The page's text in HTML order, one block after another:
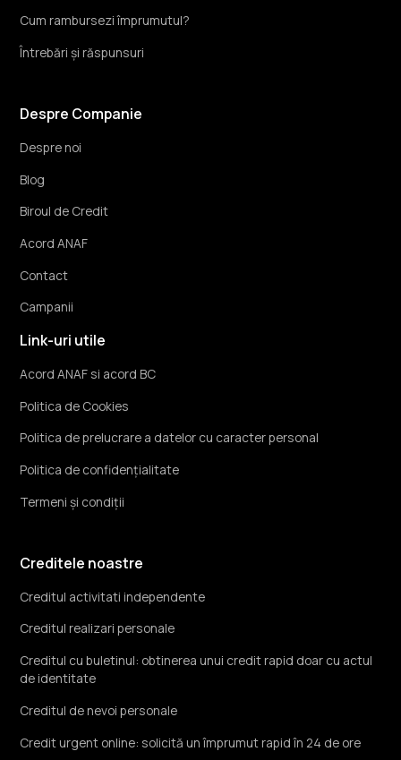
Cum rambursezi împrumutul?
Întrebări și răspunsuri
Despre Companie
Despre noi
Blog
Biroul de Credit
Acord ANAF
Contact
Campanii
Link-uri utile
Acord ANAF si acord BC
Politica de Cookies
Politica de prelucrare a datelor cu caracter personal
Politica de confidențialitate
Termeni și condiții
Creditele noastre
Creditul activitati independente
Creditul realizari personale
Creditul cu buletinul: obtinerea unui credit rapid doar cu actul
de identitate
Creditul de nevoi personale
Credit urgent online: solicită un împrumut rapid în 24 de ore